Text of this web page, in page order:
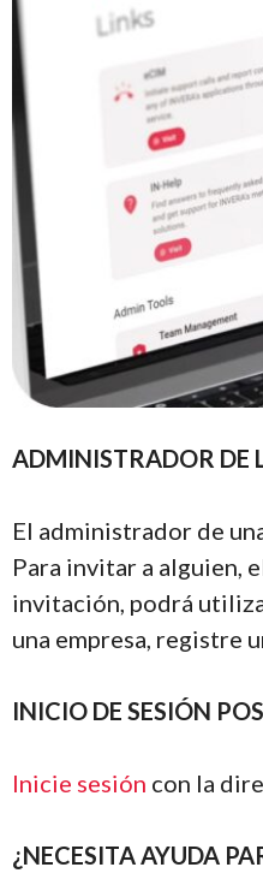
ADMINISTRADOR DE
El administrador de
Para invitar a alguien,
invitación, podrá
una empresa, registre
INICIO DE SESIÓN
Inicie sesión con la
¿NECESITA AYUDA